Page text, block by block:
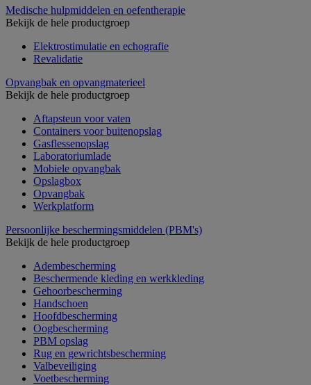
Medische hulpmiddelen en oefentherapie
Bekijk de hele productgroep
Elektrostimulatie en echografie
Revalidatie
Opvangbak en opvangmaterieel
Bekijk de hele productgroep
Aftapsteun voor vaten
Containers voor buitenopslag
Gasflessenopslag
Laboratoriumlade
Mobiele opvangbak
Opslagbox
Opvangbak
Werkplatform
Persoonlijke beschermingsmiddelen (PBM's)
Bekijk de hele productgroep
Adembescherming
Beschermende kleding en werkkleding
Gehoorbescherming
Handschoen
Hoofdbescherming
Oogbescherming
PBM opslag
Rug en gewrichtsbescherming
Valbeveiliging
Voetbescherming